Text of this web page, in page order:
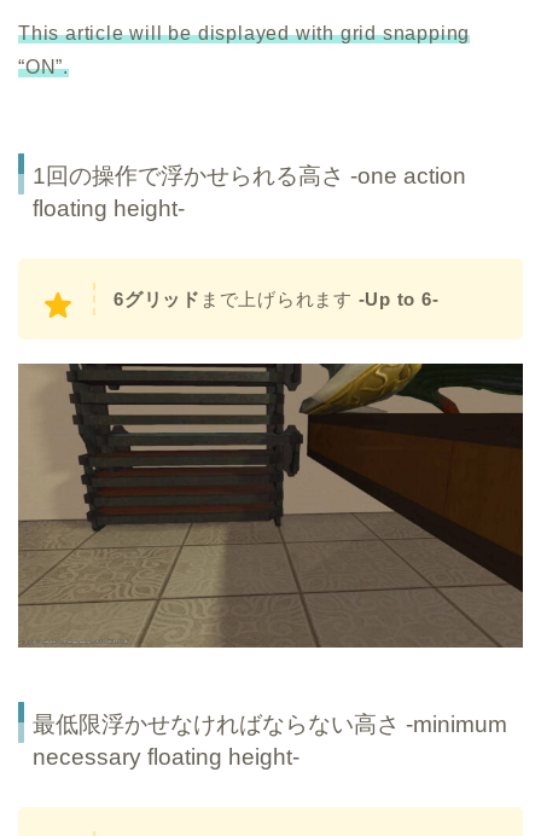
This article will be displayed with grid snapping
“ON”.
1回の操作で浮かせられる高さ -one action
floating height-
6グリッド まで上げられます -Up to 6-
最低限浮かせなければならない高さ -minimum
necessary floating height-